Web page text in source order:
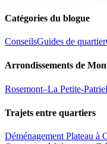
Catégories du blogue
ConseilsGuides de quartier
Arrondissements de
Rosemont–La Petite-Patrie
Trajets entre quartiers
Déménagement Plateau à